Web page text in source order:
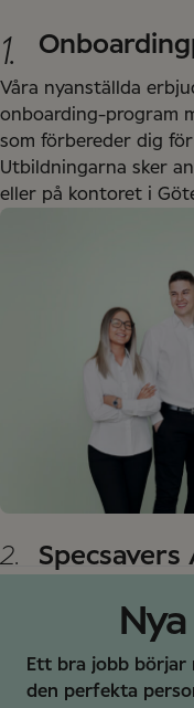
1.
Våra nyanställda
onboarding-program
som förbereder dig
Utbildningarna sker
eller på kontoret i
2. Specsavers
Nya
Ett bra jobb börjar
den perfekta